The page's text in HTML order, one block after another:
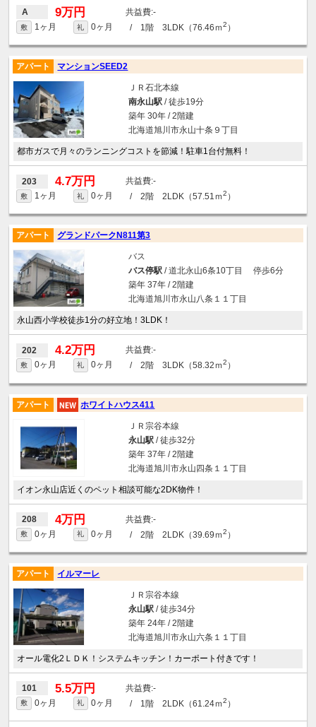
A 9万円 -
敷 1ヶ月 礼 0ヶ月 / 1階 3LDK（76.46ｍ2 ）
アパート マンションSEED2
ＪＲ石北本線
南永山駅/ 徒歩19分
築年 30年 / 2階建
北海道旭川市永山十条９丁目
都市ガスで月々のランニングコストを節減！駐車1台付無料！
203 4.7万円 -
敷 1ヶ月 礼 0ヶ月 / 2階 2LDK（57.51ｍ2 ）
アパート グランドパークN811第3
バス
バス停駅/ 道北永山6条10丁目 停歩6分
築年 37年 / 2階建
北海道旭川市永山八条１１丁目
永山西小学校徒歩1分の好立地！3LDK！
202 4.2万円 -
敷 0ヶ月 礼 0ヶ月 / 2階 3LDK（58.32ｍ2 ）
アパート ホワイトハウス411
ＪＲ宗谷本線
永山駅/ 徒歩32分
築年 37年 / 2階建
北海道旭川市永山四条１１丁目
イオン永山店近くのペット相談可能な2DK物件！
208 4万円 -
敷 0ヶ月 礼 0ヶ月 / 2階 2LDK（39.69ｍ2 ）
アパート イルマーレ
ＪＲ宗谷本線
永山駅/ 徒歩34分
築年 24年 / 2階建
北海道旭川市永山六条１１丁目
オール電化2ＬＤＫ！システムキッチン！カーポート付きです！
101 5.5万円 -
敷 0ヶ月 礼 0ヶ月 / 1階 2LDK（61.24ｍ2 ）